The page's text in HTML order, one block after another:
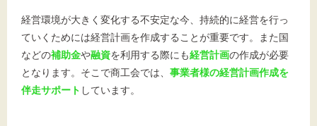
イベント情報
経営環境が大きく変化する不安定な今、持続的に経営を行っ
ていくためには経営計画を作成することが重要です。また国
などの補助金や融資を利用する際にも経営計画の作成が必要
となります。 そこで商工会では、 事業者様の経営計画作成を
伴走サポート しています。